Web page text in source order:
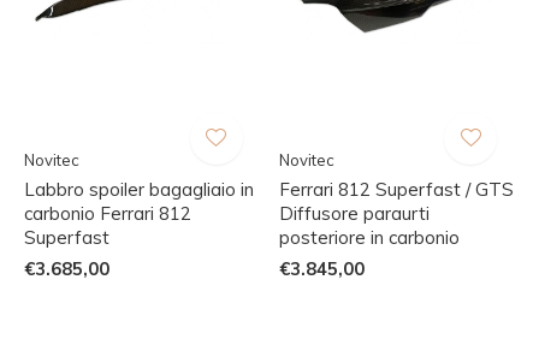
Novitec
Labbro spoiler bagagliaio in
carbonio Ferrari 812
Superfast
€3.685,00
Novitec
Ferrari 812 Superfast / GTS
Diffusore paraurti
posteriore in carbonio
€3.845,00